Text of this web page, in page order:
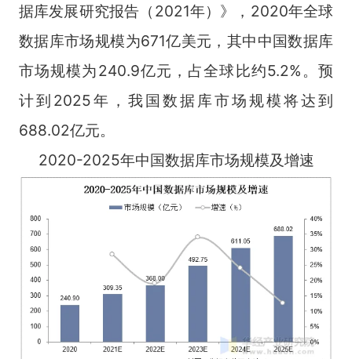
据库发展研究报告（2021年）》，2020年全球
数据库市场规模为671亿美元，其中中国数据库
市场规模为240.9亿元，占全球比约5.2%。预
计到2025年，我国数据库市场规模将达到
688.02亿元。
2020-2025年中国数据库市场规模及增速